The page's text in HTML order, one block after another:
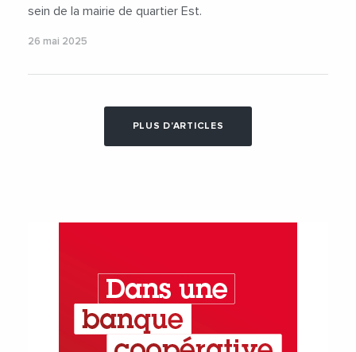
sein de la mairie de quartier Est.
26 mai 2025
PLUS D'ARTICLES